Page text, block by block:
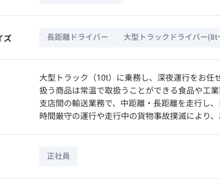
ズ 長距離ドライバー 大型トラックドライバー(8t
大型トラック（10t）に乗務し、深夜運行をお任せ
扱う商品は常温で取扱うことができる食品や工
支店間の輸送業務で、中距離・長距離を走行し
時間厳守の運行や走行中の貨物事故撲滅により
正社員